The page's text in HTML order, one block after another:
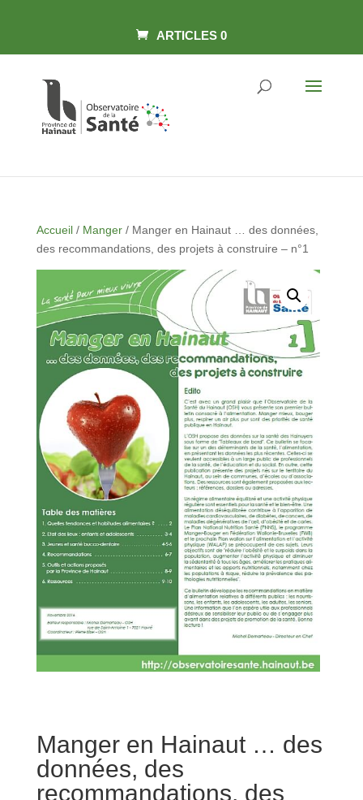
ARTICLES 0
Accueil/ Manger/ Manger en Hainaut … des données,
des recommandations, des projets à construire – n°1
Manger en Hainaut … des
données, des
recommandations, des